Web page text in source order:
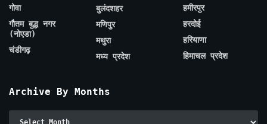
गोवा
गौतम बुद्ध नगर
(नोएडा)
चंडीगढ़
बुलंदशहर
मणिपुर
मथुरा
मध्य प्रदेश
हमीरपुर
हरदोई
हरियाणा
हिमाचल प्रदेश
Archive By Months
Archive